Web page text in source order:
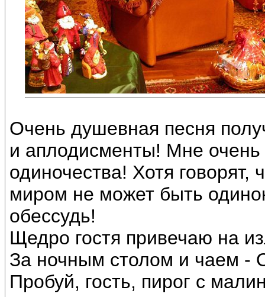
Очень душевная песня
и аплодисменты! Мне очень
одиночества! Хотя говорят,
миром не может быть
обессудь!
Щедро гостя привечаю на
За ночным столом и чаем -
Пробуй, гость, пирог с